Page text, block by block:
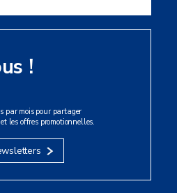
!
par mois pour partager
les offres promotionnelles.